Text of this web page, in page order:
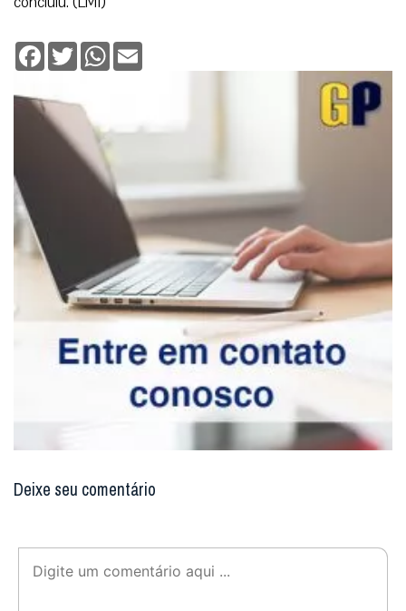
Facebook
TwitterWhatsApp
Deixe seu comentário